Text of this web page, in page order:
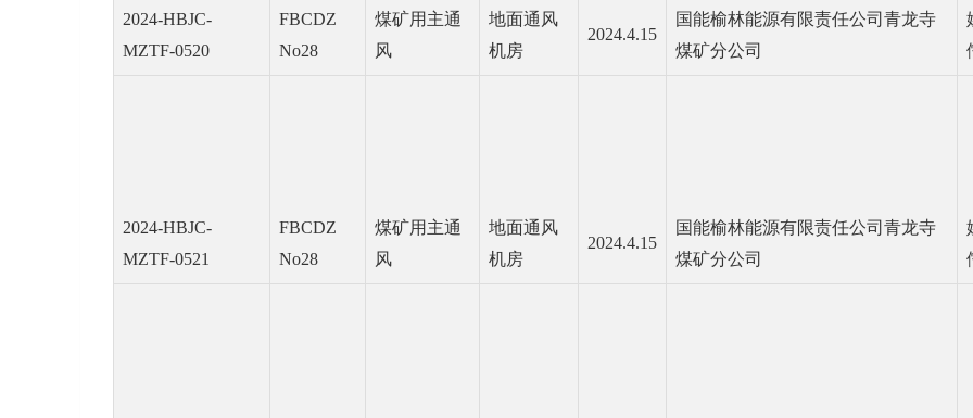
2024-HBJC-
MZTF-0520
FBCDZ
No28
煤矿用主通
风
地面通风
机房
2024.4.15
国能榆林能源有限责任公司青龙寺
煤矿分公司
2024-HBJC-
MZTF-0521
FBCDZ
No28
煤矿用主通
风
地面通风
机房
2024.4.15
国能榆林能源有限责任公司青龙寺
煤矿分公司